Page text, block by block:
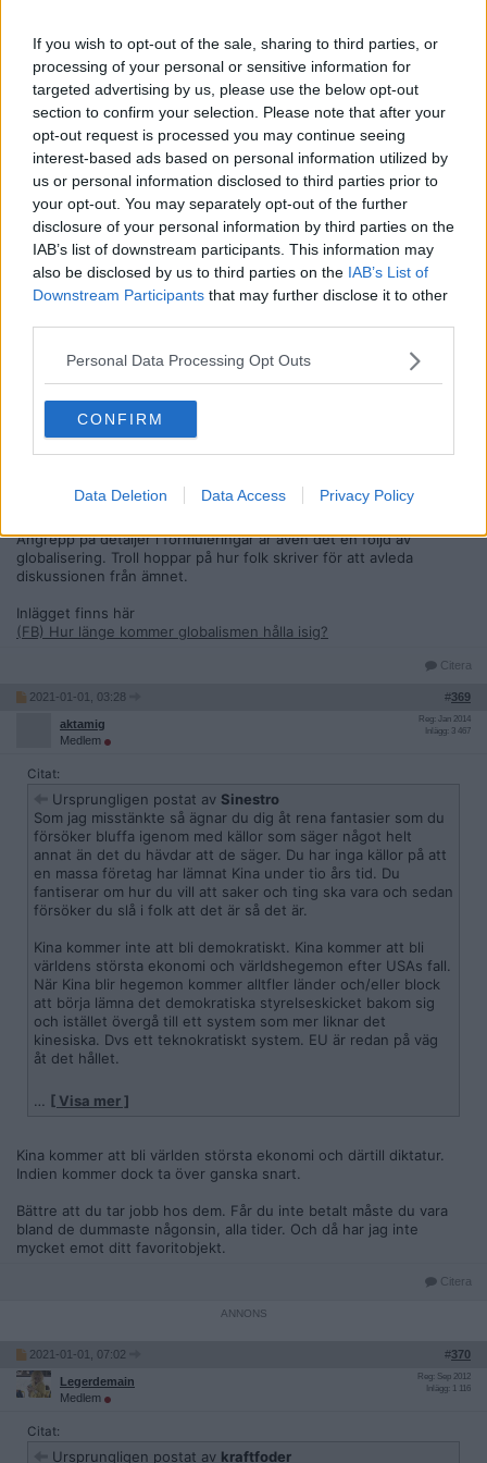
If you wish to opt-out of the sale, sharing to third parties, or
processing of your personal or sensitive information for
targeted advertising by us, please use the below opt-out
section to confirm your selection. Please note that after your
opt-out request is processed you may continue seeing
interest-based ads based on personal information utilized by
us or personal information disclosed to third parties prior to
your opt-out. You may separately opt-out of the further
disclosure of your personal information by third parties on the
IAB’s list of downstream participants. This information may
also be disclosed by us to third parties on the IAB’s List of
Downstream Participants that may further disclose it to other
Personal Data Processing Opt Outs
CONFIRM
Data Deletion Data Access Privacy Policy
(Påminner om Linux en del)
Sedan gällande globalismen, kommer den inte att försvinna, den
kommer att förändras.
De flesta tillverkningsresurserna ("fabrikerna") finns i Asien
numera. Här i väst finns det inte mycket kvar. Skulle vi avskaffa
"globalismen" över natten, skulle våra hyllor snabbt gapa tomma
på grund av varubrist.
Spoiler
2021-01-01, 03:19
wwr
Reg: Jun 2014
Legerdemain
”Nedlåsning” är inte ett ord.
"grammatiknazister" hoppar på ord och formuleringar som är
begripliga är det trollning för att störa diskussionen.
Angrepp på detaljer i formuleringar är även det en följd av
globalisering. Troll hoppar på hur folk skriver för att avleda
diskussionen från ämnet.
Inlägget finns här
(FB) Hur länge kommer globalismen hålla isig?
Citera
2021-01-01, 03:28 #369
aktamig
Medlem
Reg: Jan 2014
Inlägg: 3 467
Citat:
Ursprungligen postat av Sinestro
Som jag misstänkte så ägnar du dig åt rena fantasier som du
försöker bluffa igenom med källor som säger något helt
annat än det du hävdar att de säger. Du har inga källor på att
en massa företag har lämnat Kina under tio års tid. Du
fantiserar om hur du vill att saker och ting ska vara och sedan
försöker du slå i folk att det är så det är.
Kina kommer inte att bli demokratiskt. Kina kommer att bli
världens största ekonomi och världshegemon efter USAs fall.
När Kina blir hegemon kommer alltfler länder och/eller block
att börja lämna det demokratiska styrelseskicket bakom sig
och istället övergå till ett system som mer liknar det
kinesiska. Dvs ett teknokratiskt system. EU är redan på väg
åt det hållet.
Kinas undergång här i åratal att se Kina teckna världens
största handelsavtal medan u-landet USA står utanför.
… [ Visa mer ]
Kina kommer att bli världen största ekonomi och därtill diktatur.
Indien kommer dock ta över ganska snart.
Bättre att du tar jobb hos dem. Får du inte betalt måste du vara
bland de dummaste någonsin, alla tider. Och då har jag inte
mycket emot ditt favoritobjekt.
Citera
2021-01-01, 07:02 #370
Legerdemain
Medlem
Reg: Sep 2012
Inlägg: 1 116
Citat:
Ursprungligen postat av kraftfoder